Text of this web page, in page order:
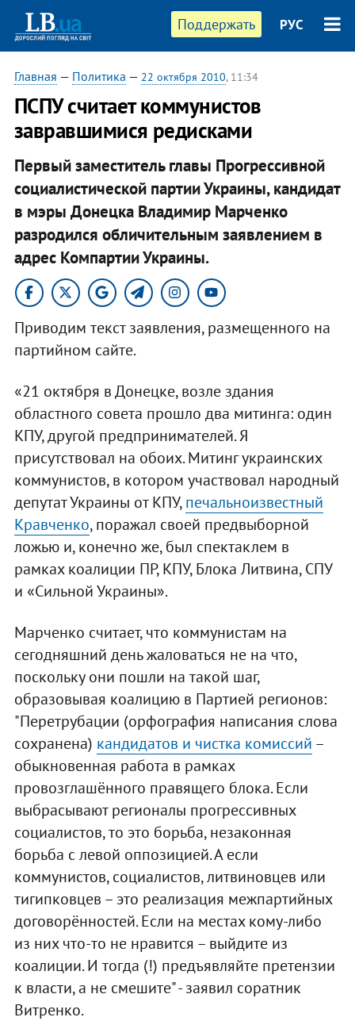
Поддержать РУС
Главная — Политика — 22 октября 2010, 11:34
ПСПУ считает коммунистов
завравшимися редисками
Первый заместитель главы Прогрессивной
социалистической партии Украины, кандидат
в мэры Донецка Владимир Марченко
разродился обличительным заявлением в
адрес Компартии Украины.
Приводим текст заявления, размещенного на
партийном сайте.
«21 октября в Донецке, возле здания
областного совета прошло два митинга: один
КПУ, другой предпринимателей. Я
присутствовал на обоих. Митинг украинских
коммунистов, в котором участвовал народный
депутат Украины от КПУ,печальноизвестный
Кравченко, поражал своей предвыборной
ложью и, конечно же, был спектаклем в
рамках коалиции ПР, КПУ, Блока Литвина, СПУ
и «Сильной Украины».
Марченко считает, что коммунистам на
сегодняшний день жаловаться не на что,
поскольку они пошли на такой шаг,
образовывая коалицию в Партией регионов:
"Перетрубации (орфография написания слова
сохранена) кандидатов и чистка комиссий –
обыкновенная работа в рамках
провозглашённого правящего блока. Если
выбрасывают регионалы прогрессивных
социалистов, то это борьба, незаконная
борьба с левой оппозицией. А если
коммунистов, социалистов, литвиновцев или
тигипковцев – это реализация межпартийных
договорённостей. Если на местах кому-либо
из них что-то не нравится – выйдите из
коалиции. И тогда (!) предъявляйте претензии
к власти, а не смешите" - заявил соратник
Витренко.